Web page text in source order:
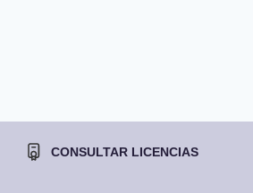
CONSULTAR LICENCIAS